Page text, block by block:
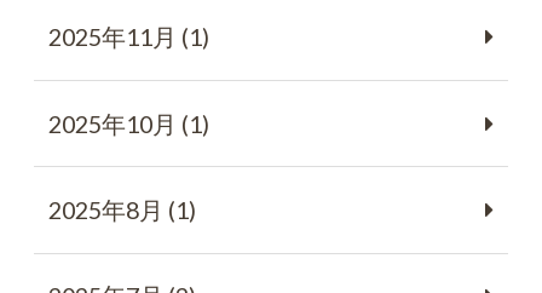
2025年11月 (1)
2025年10月 (1)
2025年8月 (1)